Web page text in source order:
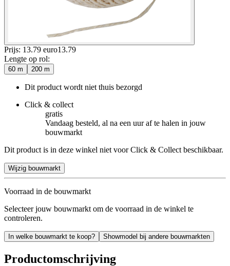
Prijs: 13.79 euro13.79
Lengte op rol:
60 m 200 m
Dit product wordt niet thuis bezorgd
Click & collect
gratis
Vandaag besteld, al na een uur af te halen in jouw
bouwmarkt
Dit product is in deze winkel niet voor Click & Collect beschikbaar.
Wijzig bouwmarkt
Voorraad in de bouwmarkt
Selecteer jouw bouwmarkt om de voorraad in de winkel te
controleren.
In welke bouwmarkt te koop? Showmodel bij andere bouwmarkten
Productomschrijving